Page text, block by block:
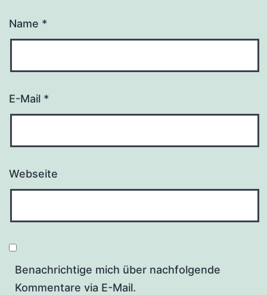
Name *
E-Mail *
Webseite
Benachrichtige mich über nachfolgende
Kommentare via E-Mail.